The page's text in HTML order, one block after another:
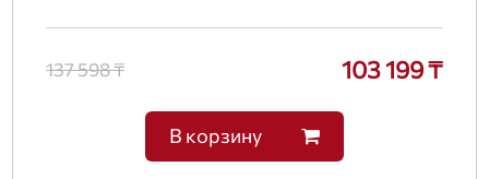
137 598 ₸ 103 199 ₸
В корзину